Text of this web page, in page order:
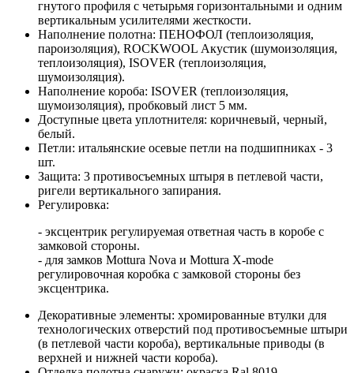
гнутого профиля с четырьмя горизонтальными и одним
вертикальным усилителями жесткости.
Наполнение полотна: ПЕНОФОЛ (теплоизоляция,
пароизоляция), ROCKWOOL Акустик (шумоизоляция,
теплоизоляция), ISOVER (теплоизоляция,
шумоизоляция).
Наполнение короба: ISOVER (теплоизоляция,
шумоизоляция), пробковый лист 5 мм.
Доступные цвета уплотнителя: коричневый, черный,
белый.
Петли: итальянские осевые петли на подшипниках - 3
шт.
Защита: 3 противосъемных штыря в петлевой части,
ригели вертикального запирания.
Регулировка:
- эксцентрик регулируемая ответная часть в коробе с
замковой стороны.
- для замков Mottura Nova и Mottura X-mode
регулировочная коробка с замковой стороны без
эксцентрика.
Декоративные элементы: хромированные втулки для
технологических отверстий под противосъемные штыри
(в петлевой части короба), вертикальные приводы (в
верхней и нижней части короба).